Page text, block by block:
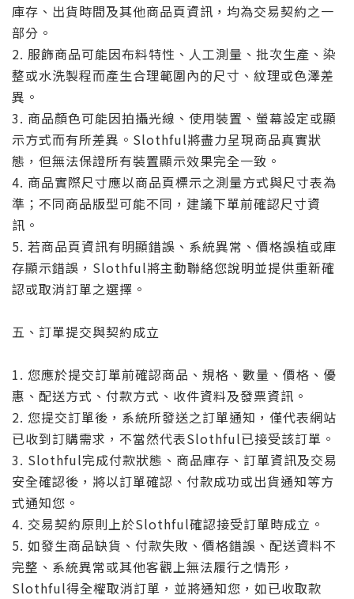
庫存、出貨時間及其他商品頁資訊，均為交易契約之一
部分。
2. 服飾商品可能因布料特性、人工測量、批次生產、染
整或水洗製程而產生合理範圍內的尺寸、紋理或色澤差
異。
3. 商品顏色可能因拍攝光線、使用裝置、螢幕設定或顯
示方式而有所差異。Slothful將盡力呈現商品真實狀
態，但無法保證所有裝置顯示效果完全一致。
4. 商品實際尺寸應以商品頁標示之測量方式與尺寸表為
準；不同商品版型可能不同，建議下單前確認尺寸資
訊。
5. 若商品頁資訊有明顯錯誤、系統異常、價格誤植或庫
存顯示錯誤，Slothful將主動聯絡您說明並提供重新確
認或取消訂單之選擇。
五、訂單提交與契約成立
1. 您應於提交訂單前確認商品、規格、數量、價格、優
惠、配送方式、付款方式、收件資料及發票資訊。
2. 您提交訂單後，系統所發送之訂單通知，僅代表網站
已收到訂購需求，不當然代表Slothful已接受該訂單。
3. Slothful完成付款狀態、商品庫存、訂單資訊及交易
安全確認後，將以訂單確認、付款成功或出貨通知等方
式通知您。
4. 交易契約原則上於Slothful確認接受訂單時成立。
5. 如發生商品缺貨、付款失敗、價格錯誤、配送資料不
完整、系統異常或其他客觀上無法履行之情形，
Slothful得全權取消訂單，並將通知您，如已收取款